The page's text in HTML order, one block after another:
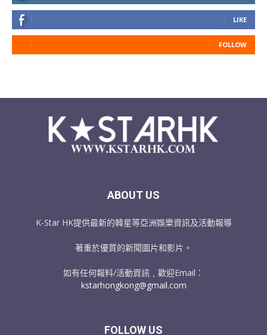
LIKE
FOLLOW
ABOUT US
K-Star HK提供最新的韓星等亞洲娛樂資訊及活動報導
著重於優質的新聞圖片和影片。
如有任何報料/活動資訊﹐歡迎Email：
kstarhongkong@gmail.com
FOLLOW US